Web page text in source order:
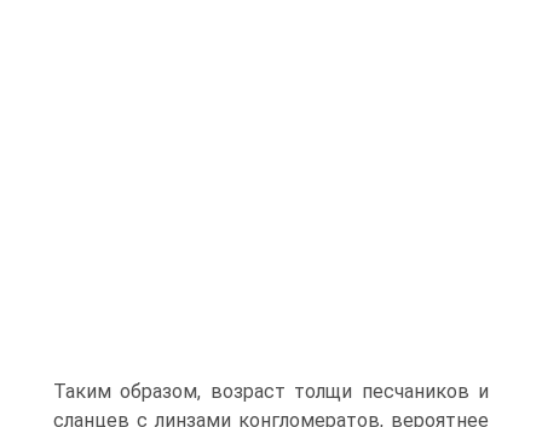
Таким образом, возраст толщи песчаников и
сланцев с линзами конгломератов, вероятнее